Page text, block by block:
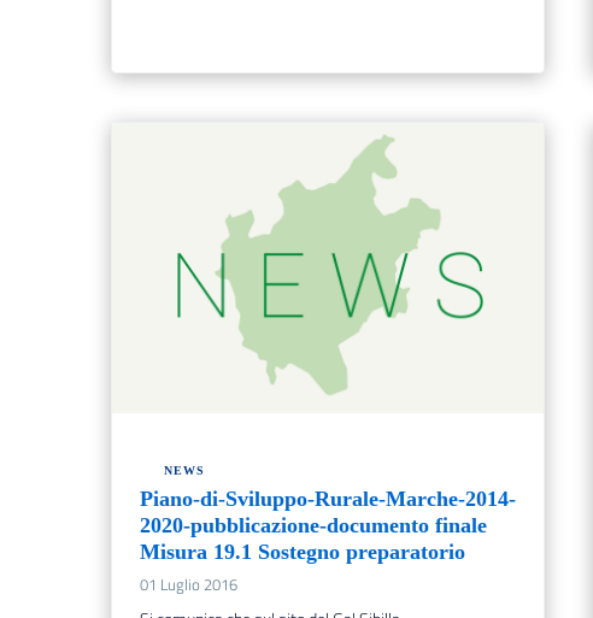
NEWS
Piano-di-Sviluppo-Rurale-Marche-2014-
2020-pubblicazione-documento finale
Misura 19.1 Sostegno preparatorio
01 Luglio 2016